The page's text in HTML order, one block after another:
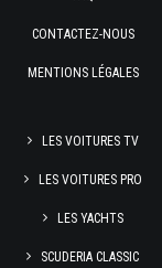
CONTACTEZ-NOUS
MENTIONS LÉGALES
LES VOITURES TV
LES VOITURES PRO
LES YACHTS
SCUDERIA CLASSIC